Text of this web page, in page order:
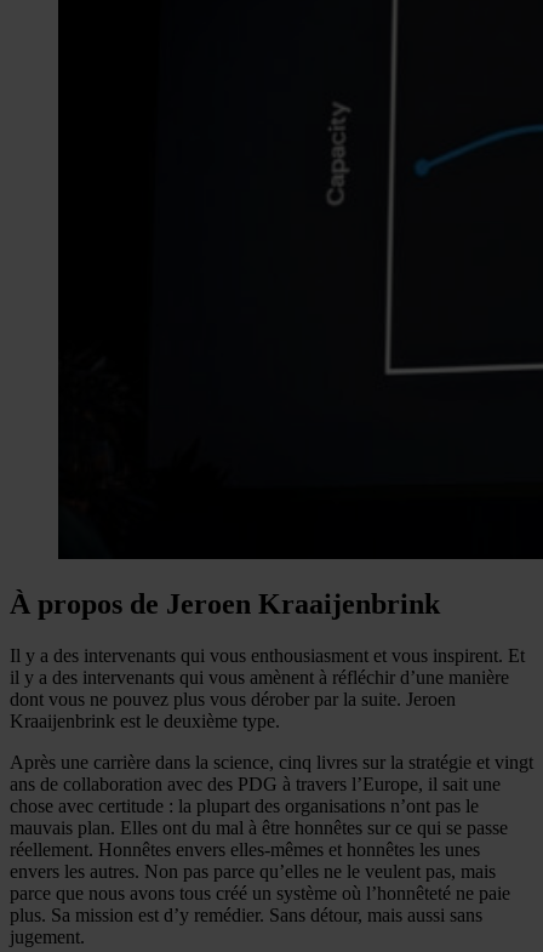
À propos de Jeroen Kraaijenbrink
Il y a des intervenants qui vous enthousiasment et vous inspirent. Et
il y a des intervenants qui vous amènent à réfléchir d’une manière
dont vous ne pouvez plus vous dérober par la suite. Jeroen
Kraaijenbrink est le deuxième type.
Après une carrière dans la science, cinq livres sur la stratégie et vingt
ans de collaboration avec des PDG à travers l’Europe, il sait une
chose avec certitude : la plupart des organisations n’ont pas le
mauvais plan. Elles ont du mal à être honnêtes sur ce qui se passe
réellement. Honnêtes envers elles-mêmes et honnêtes les unes
envers les autres. Non pas parce qu’elles ne le veulent pas, mais
parce que nous avons tous créé un système où l’honnêteté ne paie
plus. Sa mission est d’y remédier. Sans détour, mais aussi sans
jugement.